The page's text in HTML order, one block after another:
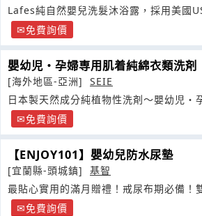
Lafes純自然嬰兒洗髮沐浴露，採用美國
免費詢價
嬰幼児・孕婦専用肌着純綿衣類洗剤
[海外地區-亞洲]
SEIE
日本製天然成分純植物性洗剤～嬰幼児・
洗剤免費詢價
【ENJOY101】嬰幼兒防水尿墊
[宜蘭縣-頭城鎮]
基智
最貼心實用的滿月贈禮！戒尿布期必備！
型無包邊
免費詢價